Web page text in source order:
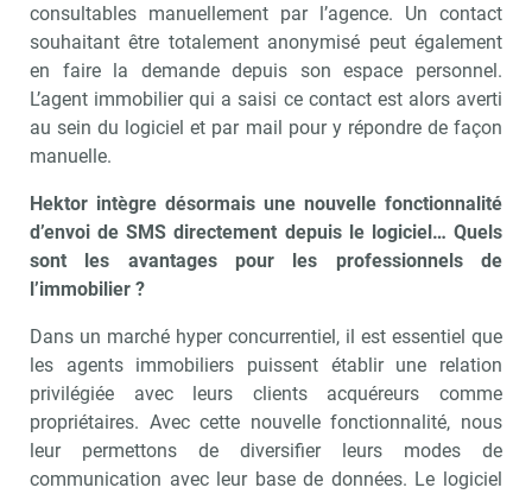
consultables manuellement par l’agence. Un contact
souhaitant être totalement anonymisé peut également
en faire la demande depuis son espace personnel.
L’agent immobilier qui a saisi ce contact est alors averti
au sein du logiciel et par mail pour y répondre de façon
manuelle.
Hektor intègre désormais une nouvelle fonctionnalité
d’envoi de SMS directement depuis le logiciel… Quels
sont les avantages pour les professionnels de
l’immobilier ?
Dans un marché hyper concurrentiel, il est essentiel que
les agents immobiliers puissent établir une relation
privilégiée avec leurs clients acquéreurs comme
propriétaires. Avec cette nouvelle fonctionnalité, nous
leur permettons de diversifier leurs modes de
communication avec leur base de données. Le logiciel